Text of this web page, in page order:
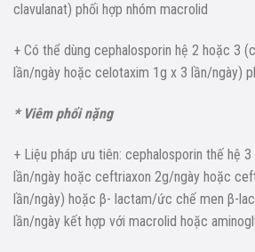
clavulanat) phối hợp nhóm macrolid
+ Có thể dùng cephalosporin hệ 2 hoặc 3
lần/ngày hoặc celotaxim 1g x 3 lần/ngày)
* Viêm phổi nặng
+ Liệu pháp ưu tiên: cephalosporin thế hệ
lần/ngày hoặc ceftriaxon 2g/ngày hoặc
lần/ngày) hoặc β- lactam/ức chế men β-
lần/ngày kết hợp với macrolid hoặc